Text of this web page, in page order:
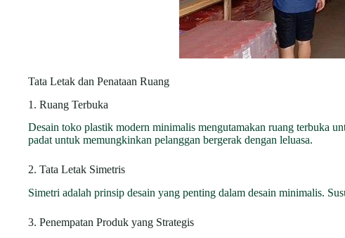
Tata Letak dan Penataan Ruang
1. Ruang Terbuka
Desain toko plastik modern minimalis mengutamakan ruang terbuka
padat untuk memungkinkan pelanggan bergerak dengan leluasa.
2. Tata Letak Simetris
Simetri adalah prinsip desain yang penting dalam desain minimalis.
3. Penempatan Produk yang Strategis